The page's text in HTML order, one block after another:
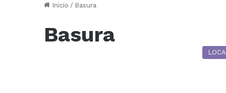
Inicio / Basura
Basura